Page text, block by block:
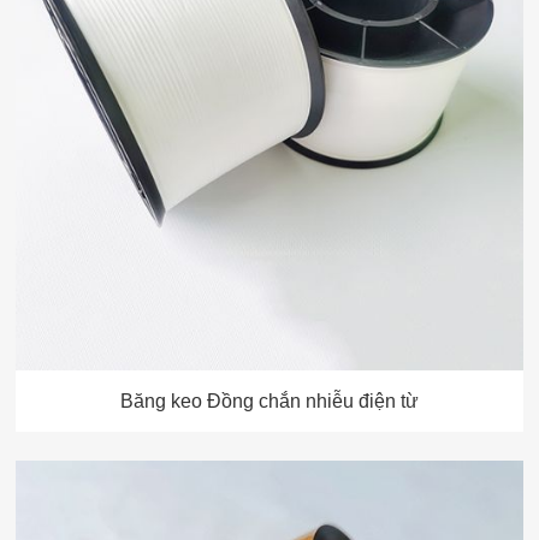
Băng keo Đồng chắn nhiễu điện từ